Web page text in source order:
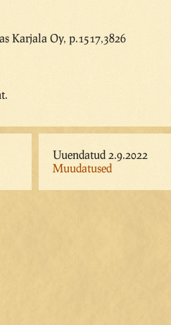
Karjala Oy, p.1517,3826
Uuendatud 2.9.2022
Muudatused